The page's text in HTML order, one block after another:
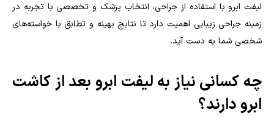
لیفت ابرو با استفاده از جراحی، انتخاب پزشک و تخصصی با تجربه در
زمینه جراحی زیبایی اهمیت دارد تا نتایج بهینه و تطابق با خواسته‌های
شخصی شما به دست آید.
چه کسانی نیاز به لیفت ابرو بعد از کاشت
ابرو دارند؟